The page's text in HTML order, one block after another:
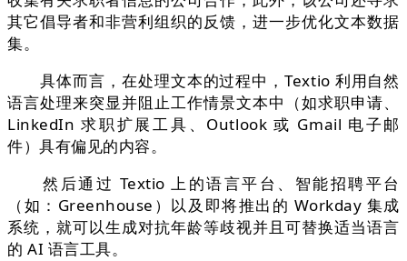
其它倡导者和非营利组织的反馈，进一步优化文本数据
集。
具体而言，在处理文本的过程中，Textio 利用自然
语言处理来突显并阻止工作情景文本中（如求职申请、
LinkedIn 求职扩展工具、Outlook 或 Gmail 电子邮
件）具有偏见的内容。
然后通过 Textio 上的语言平台、智能招聘平台
（如：Greenhouse）以及即将推出的 Workday 集成
系统，就可以生成对抗年龄等歧视并且可替换适当语言
的 AI 语言工具。